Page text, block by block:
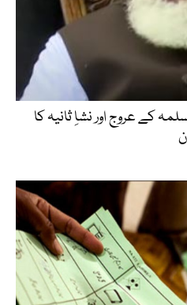
کے عروج اور نشاِ ثانیہ کا